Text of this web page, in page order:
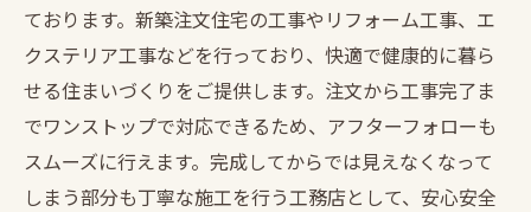
ております。新築注文住宅の工事やリフォーム工事、エ
クステリア工事などを行っており、快適で健康的に暮ら
せる住まいづくりをご提供します。注文から工事完了ま
でワンストップで対応できるため、アフターフォローも
スムーズに行えます。完成してからでは見えなくなって
しまう部分も丁寧な施工を行う工務店として、安心安全